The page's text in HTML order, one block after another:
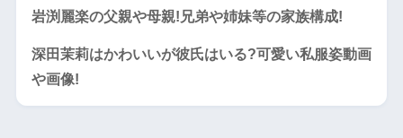
岩渕麗楽の父親や母親!兄弟や姉妹等の家族構成!
深田茉莉はかわいいが彼氏はいる?可愛い私服姿動画
や画像!